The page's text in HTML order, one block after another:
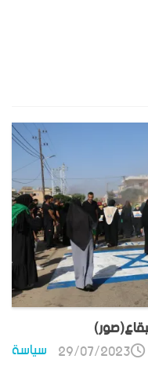
سياسة 29/07/2023